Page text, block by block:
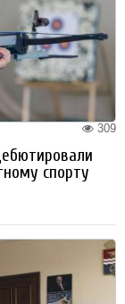
309
спорту